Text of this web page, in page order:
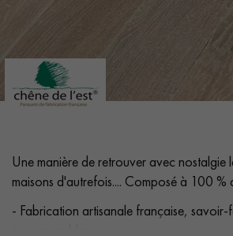
ACCESSOIRES PARQUET
D'INTÉRIEUR
Nos conseillers sont
0805 82 82 82
Une manière de retrouver avec nostalgie
maisons d'autrefois.... Composé à 100 %
- Fabrication artisanale française, savoir-